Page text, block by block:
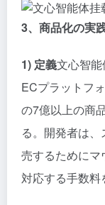
3、商品化の実
1) 定義文心智
ECプラットフ
の7億以上の商
る。開発者は
売するために
対応する手数料